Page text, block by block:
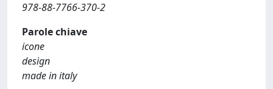
978-88-7766-370-2
Parole chiave
icone
design
made in italy